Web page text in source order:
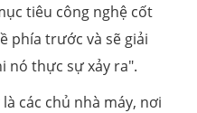
tiêu công nghệ cốt
phía trước và sẽ giải
nó thực sự xảy ra".
các chủ nhà máy, nơi